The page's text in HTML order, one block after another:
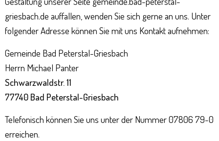
griesbach.de auffallen, wenden Sie sich gerne an uns. Unter
folgender Adresse können Sie mit uns Kontakt aufnehmen:
Gemeinde Bad Peterstal-Griesbach
Herrn Michael Panter
Schwarzwaldstr. 11
77740 Bad Peterstal-Griesbach
Telefonisch können Sie uns unter der Nummer 07806 79-0
erreichen.